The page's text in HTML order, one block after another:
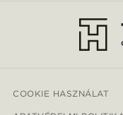
COOKIE HASZNÁLAT